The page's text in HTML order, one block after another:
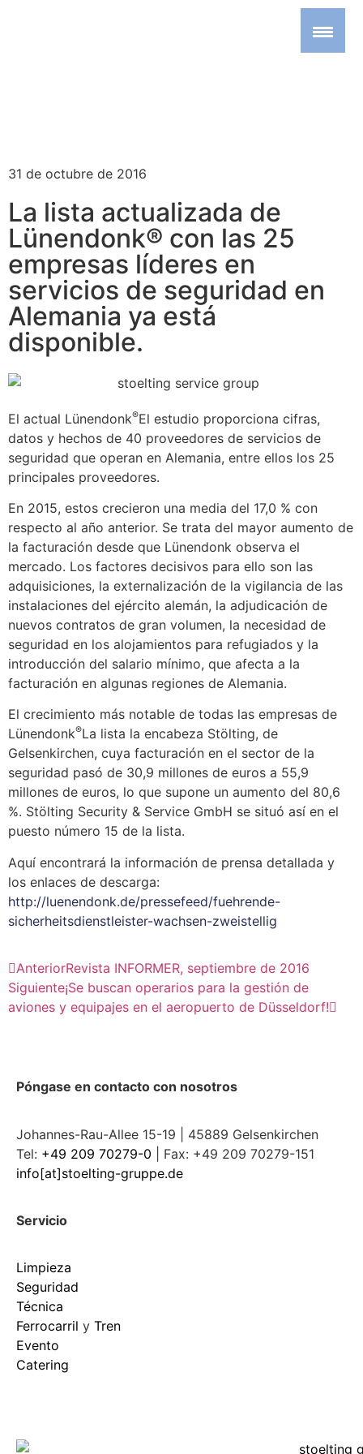
31 de octubre de 2016
La lista actualizada de
Lünendonk® con las 25
empresas líderes en
servicios de seguridad en
Alemania ya está
disponible.
El actual Lünendonk®El estudio proporciona cifras,
datos y hechos de 40 proveedores de servicios de
seguridad que operan en Alemania, entre ellos los 25
principales proveedores.
En 2015, estos crecieron una media del 17,0 % con
respecto al año anterior. Se trata del mayor aumento de
la facturación desde que Lünendonk observa el
mercado. Los factores decisivos para ello son las
adquisiciones, la externalización de la vigilancia de las
instalaciones del ejército alemán, la adjudicación de
nuevos contratos de gran volumen, la necesidad de
seguridad en los alojamientos para refugiados y la
introducción del salario mínimo, que afecta a la
facturación en algunas regiones de Alemania.
El crecimiento más notable de todas las empresas de
Lünendonk®La lista la encabeza Stölting, de
Gelsenkirchen, cuya facturación en el sector de la
seguridad pasó de 30,9 millones de euros a 55,9
millones de euros, lo que supone un aumento del 80,6
%. Stölting Security & Service GmbH se situó así en el
puesto número 15 de la lista.
Aquí encontrará la información de prensa detallada y
los enlaces de descarga:
http://luenendonk.de/pressefeed/fuehrende-
sicherheitsdienstleister-wachsen-zweistellig
AnteriorRevista INFORMER, septiembre de 2016
Siguiente¡Se buscan operarios para la gestión de
aviones y equipajes en el aeropuerto de Düsseldorf!
Póngase en contacto con nosotros
Johannes-Rau-Allee 15-19 | 45889 Gelsenkirchen
Tel: +49 209 70279-0 | Fax: +49 209 70279-151
info[at]stoelting-gruppe.de
Servicio
Limpieza
Seguridad
Técnica
Ferrocarril y Tren
Evento
Catering